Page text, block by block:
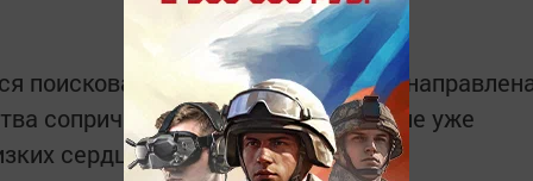
поисковая деятельность. Работа
сопричастности к подвигам, ныне уже
сердцу каждого человека.